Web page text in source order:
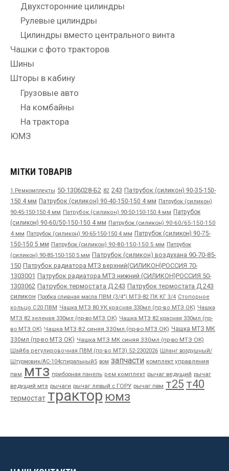
Двухсторонние цилиндры
Рулевые цилиндры
Цилиндры вместо центрального винта
Чашки с фото тракторов
Шины
Шторы в кабину
Грузовые авто
На комбайны
На трактора
ЮМЗ
МІТКИ ТОВАРІВ
1 Ремкомплекты 50-1306028-Б2 82 243 Патрубок (силикон) 90-35-150-
150 4 мм Патрубок (силикон) 90-40-150-150 4 мм Патрубок (силикон)
90-45-150-150 4 мм Патрубок (силикон) 90-50-150-150 4 мм Патрубок
(силикон) 90-60/50-150-150 4 мм Патрубок (силикон) 90-60/65-150-150
4 мм Патрубок (силикон) 90-65-150-150 4 мм Патрубок (силикон) 90-75-
150-150 5 мм Патрубок (силикон) 90-80-150-150 5 мм Патрубок
(силикон) 90-85-150-150 5 мм Патрубок (силикон) воздухана 90-70-85-
150 Патрубок радиатора МТЗ верхний(СИЛИКОН)РОССИЯ 70-
1303001 Патрубок радиатора МТЗ нижний (СИЛИКОН)РОССИЯ 50-
1303062 Патрубок термостата Д 243 Патрубок термостата Д 243
силикон Пробка сливная масла ПВМ (3/4") МТЗ-82 ПК КГ 3/4 Стопорное
кольцо С20 ПВМ Чашка МТЗ 80 УК красная 330мл (пр-во МТЗ ОК) Чашка
МТЗ 82 зеленая 330мл (пр-во МТЗ ОК) Чашка МТЗ 82 красная 330мл (пр-
во МТЗ ОК) Чашка МТЗ 82 синяя 330мл (пр-во МТЗ ОК) Чашка МТЗ МК
330мл (пр-во МТЗ ОК) Чашка МТЗ МК синяя 330мл (пр-во МТЗ ОК)
Шайба регулировочная ПВМ (пр-во МТЗ) 52-2302026 Шланг воздушный/
Штурмовик/АС-104спиральный5 вом запчасти комплект управления
пвм мтз приборная панель рем комплект рычаг ведущий рычаг
ведущий мтз рычаги рычаг левый с ГОРУ рычаг пвм т25 т40
термостат трактор юмз